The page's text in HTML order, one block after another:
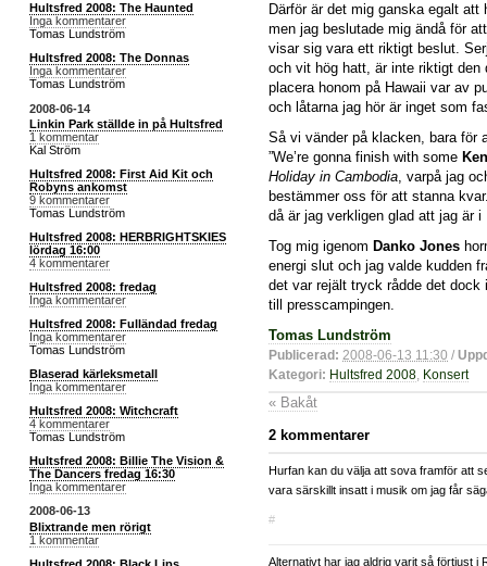
Hultsfred 2008: The Haunted
Inga kommentarer
Tomas Lundström
Hultsfred 2008: The Donnas
Inga kommentarer
Tomas Lundström
2008-06-14
Linkin Park ställde in på Hultsfred
1 kommentar
Kal Ström
Hultsfred 2008: First Aid Kit och
Robyns ankomst
9 kommentarer
Tomas Lundström
Hultsfred 2008: HERBRIGHTSKIES
lördag 16:00
4 kommentarer
Hultsfred 2008: fredag
Inga kommentarer
Hultsfred 2008: Fulländad fredag
Inga kommentarer
Tomas Lundström
Blaserad kärleksmetall
Inga kommentarer
Hultsfred 2008: Witchcraft
4 kommentarer
Tomas Lundström
Hultsfred 2008: Billie The Vision &
The Dancers fredag 16:30
Inga kommentarer
2008-06-13
Blixtrande men rörigt
1 kommentar
Därför är det mig ganska egalt
men jag beslutade mig ändå för
visar sig vara ett riktigt beslut.
och vit hög hatt, är inte riktigt
placera honom på Hawaii var av
och låtarna jag hör är inget som
Så vi vänder på klacken, bara för
”We’re gonna finish with some
Holiday in Cambodia, varpå jag
bestämmer oss för att stanna
då är jag verkligen glad att jag är i
Tog mig igenom Danko Jones
energi slut och jag valde kudden
det var rejält tryck rådde det
till presscampingen.
Tomas Lundström
Publicerad: 2008-06-13 11:30 /
Kategori: Hultsfred 2008 Konsert
« Bakåt
2 kommentarer
Hurfan kan du välja att sova framför att
vara särskillt insatt i musik om jag får
#
Alternativt har jag aldrig varit så förtjust i